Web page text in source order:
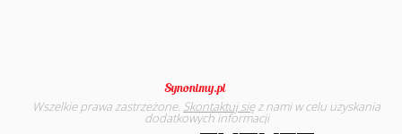
Wszelkie prawa zastrzeżone. Skontaktuj sięz nami w celu uzyskania
dodatkowych informacji